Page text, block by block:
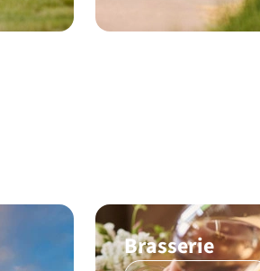
Brasserie